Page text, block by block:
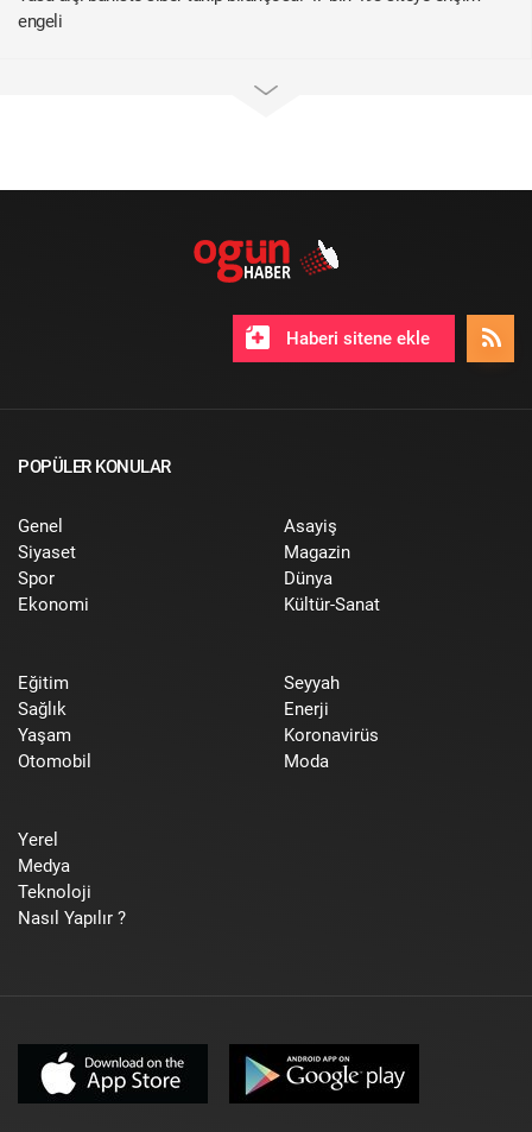
engeli
Haberi sitene ekle
POPÜLER KONULAR
Genel
Siyaset
Spor
Ekonomi
Asayiş
Magazin
Dünya
Kültür-Sanat
Eğitim
Sağlık
Yaşam
Otomobil
Seyyah
Enerji
Koronavirüs
Moda
Yerel
Medya
Teknoloji
Nasıl Yapılır ?